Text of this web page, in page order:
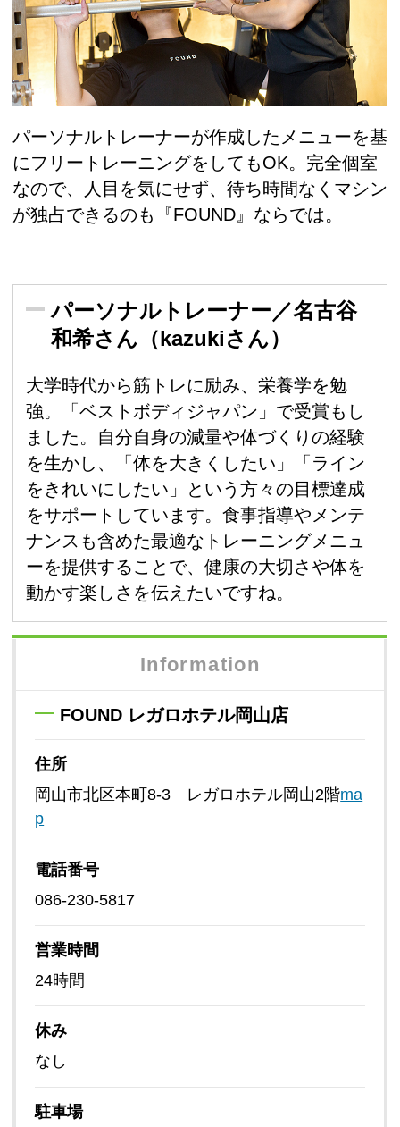
パーソナルトレーナーが作成したメニューを基
にフリートレーニングをしてもOK。完全個室
なので、人目を気にせず、待ち時間なくマシン
が独占できるのも『FOUND』ならでは。
パーソナルトレーナー／名古谷
和希さん（kazukiさん）
大学時代から筋トレに励み、栄養学を勉
強。「ベストボディジャパン」で受賞もし
ました。自分自身の減量や体づくりの経験
を生かし、「体を大きくしたい」「ライン
をきれいにしたい」という方々の目標達成
をサポートしています。食事指導やメンテ
ナンスも含めた最適なトレーニングメニュ
ーを提供することで、健康の大切さや体を
動かす楽しさを伝えたいですね。
Information
FOUND レガロホテル岡山店
住所
岡山市北区本町8-3 レガロホテル岡山2階ma
p
電話番号
086-230-5817
営業時間
24時間
休み
なし
駐車場